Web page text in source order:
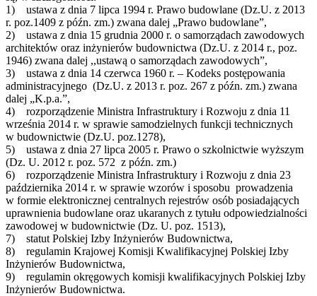
1) ustawa z dnia 7 lipca 1994 r. Prawo budowlane (Dz.U. z 2013
r. poz.1409 z późn. zm.) zwana dalej „Prawo budowlane”,
2) ustawa z dnia 15 grudnia 2000 r. o samorządach zawodowych
architektów oraz inżynierów budownictwa (Dz.U. z 2014 r., poz.
1946) zwana dalej ,,ustawą o samorządach zawodowych”,
3) ustawa z dnia 14 czerwca 1960 r. – Kodeks postępowania
administracyjnego (Dz.U. z 2013 r. poz. 267 z późn. zm.) zwana
dalej „K.p.a.”,
4) rozporządzenie Ministra Infrastruktury i Rozwoju z dnia 11
września 2014 r. w sprawie samodzielnych funkcji technicznych
w budownictwie (Dz.U. poz.1278),
5) ustawa z dnia 27 lipca 2005 r. Prawo o szkolnictwie wyższym
(Dz. U. 2012 r. poz. 572 z późn. zm.)
6) rozporządzenie Ministra Infrastruktury i Rozwoju z dnia 23
października 2014 r. w sprawie wzorów i sposobu prowadzenia
w formie elektronicznej centralnych rejestrów osób posiadających
uprawnienia budowlane oraz ukaranych z tytułu odpowiedzialności
zawodowej w budownictwie (Dz. U. poz. 1513),
7) statut Polskiej Izby Inżynierów Budownictwa,
8) regulamin Krajowej Komisji Kwalifikacyjnej Polskiej Izby
Inżynierów Budownictwa,
9) regulamin okręgowych komisji kwalifikacyjnych Polskiej Izby
Inżynierów Budownictwa.